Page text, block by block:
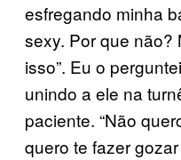
esfregando minha
sexy. Por que não?
isso”. Eu o
unindo a ele na
paciente. “Não
quero te fazer